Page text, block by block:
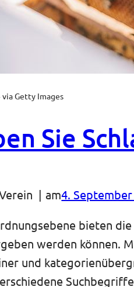
via Getty Images
Sie
am4.
bieten
werden können.
und